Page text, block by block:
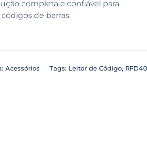
completa e confiável para
de barras.
Acessórios Tags: Leitor de Código, RFD40